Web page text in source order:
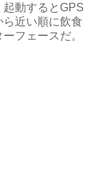
動するとGPS
近い順に飲食
フェースだ。